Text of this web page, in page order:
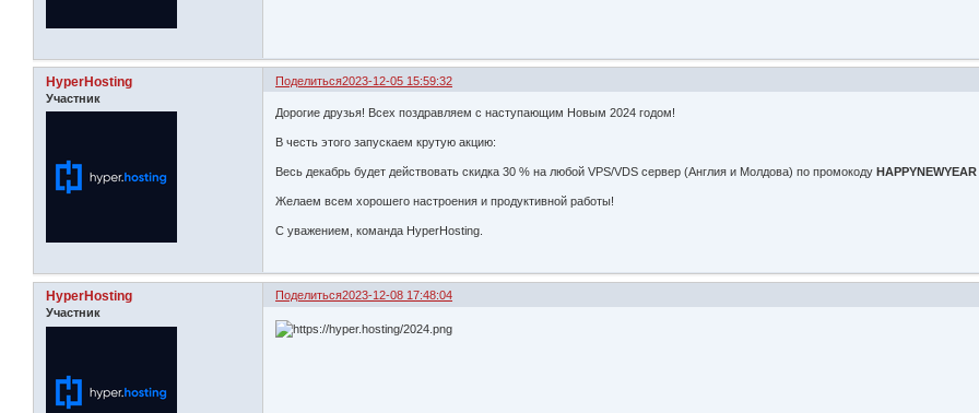
Поделиться2023-12-05 15:59:32
HyperHosting
Участник
Дорогие друзья! Всех поздравляем с наступающим Новым 2024 годом!
В честь этого запускаем крутую акцию:
Весь декабрь будет действовать скидка 30 % на любой VPS/VDS сервер (Англия и Молдова) по промокоду HAPPYNEWYEAR
Желаем всем хорошего настроения и продуктивной работы!
С уважением, команда HyperHosting.
Поделиться2023-12-08 17:48:04
HyperHosting
Участник